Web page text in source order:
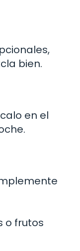
bien.
en el
o frutos